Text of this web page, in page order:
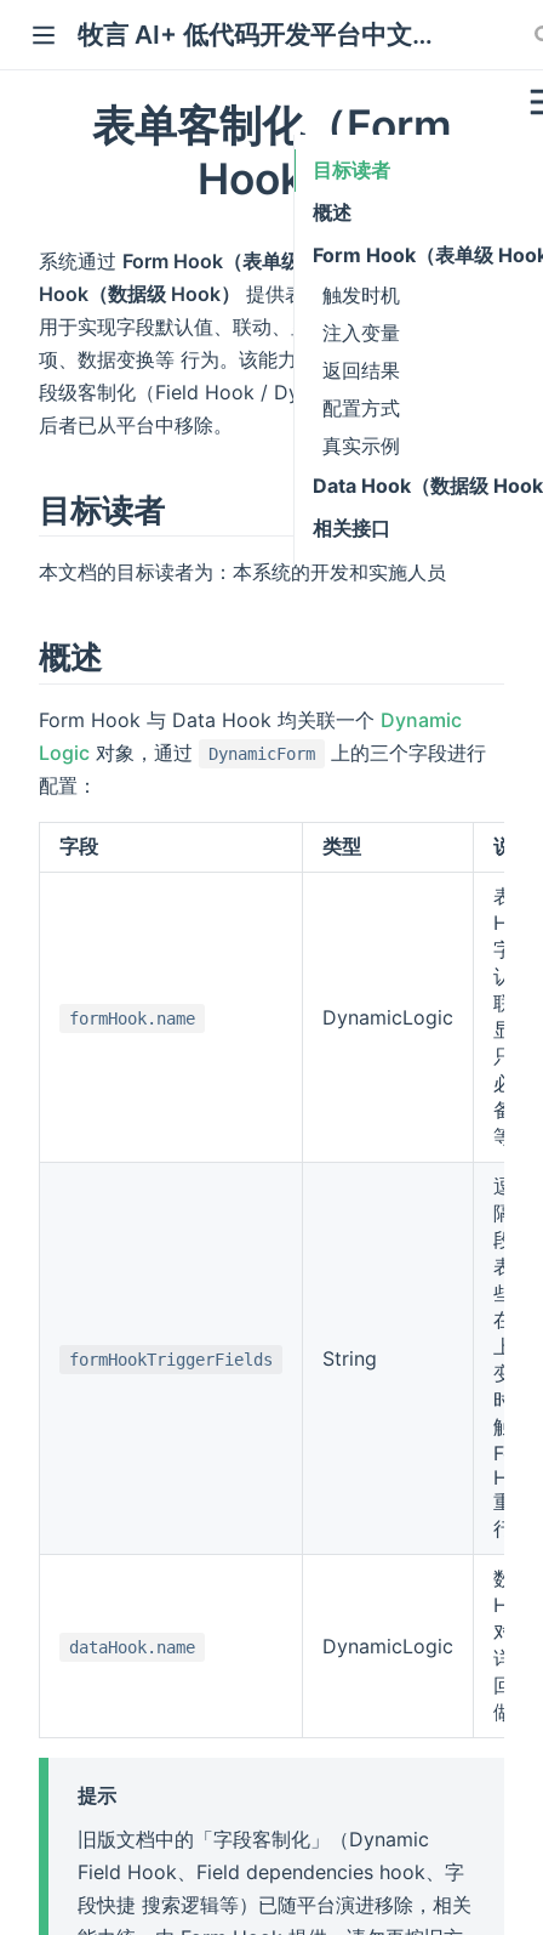
牧言 AI+ 低代码开发平台中文文档
表单客制化（Form
Hook）
系统通过 Form Hook（表单级 Hook）与Data
Hook（数据级 Hook）
提供表单层 面的客制化能力，
用于实现字段默认值、联动、显隐、只读、必填、备选
项、数据变换等 行为。该能力取代了早期版本中的字
段级客制化（Field Hook / Dynamic Field Hook），
后者已从平台中移除。
目标读者
本文档的目标读者为：本系统的开发和实施人员
概述
Form Hook 与 Data Hook 均关联一个 Dynamic
Logic 对象，通过 DynamicForm
上的三个字段进行
配置：
字段 类型 说明
formHook.name DynamicLogic
表单
字段
认值
联动
显隐
只读
必填
备选
等
formHookTriggerFields String
逗号
隔的
段名
表；
些字
在界
上发
变更
时，
触发
Form
Hook
重新
行
dataHook.name DynamicLogic
数据
对列
详情
回数
做变
提示
旧版文档中的「字段客制化」（Dynamic
Field Hook、Field dependencies hook、字
段快捷 搜索逻辑等）已随平台演进移除，相关
目标读者
概述
Form Hook（表单级
触发时机
注入变量
返回结果
配置方式
真实示例
Data Hook（数据级
相关接口